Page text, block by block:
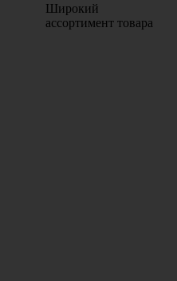
Широкий
ассортимент товара